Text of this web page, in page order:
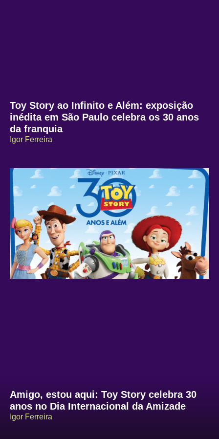
Toy Story ao Infinito e Além: exposição
inédita em São Paulo celebra os 30 anos
da franquia
Igor Ferreira
Amigo, estou aqui: Toy Story celebra 30
anos no Dia Internacional da Amizade
Igor Ferreira